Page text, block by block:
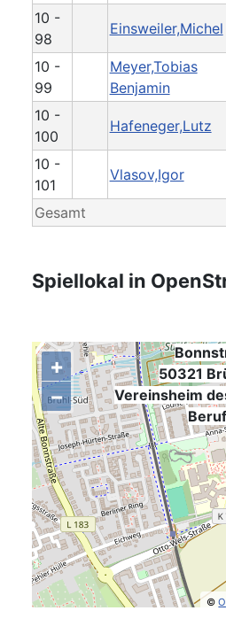
10 -
98
Einsweiler,Michel
10 -
99
Meyer,Tobias
Benjamin
10 -
100
Hafeneger,Lutz
10 -
101
Vlasov,Igor
Gesamt
Spiellokal in
+
−
©
50321
Vereinsheim
,